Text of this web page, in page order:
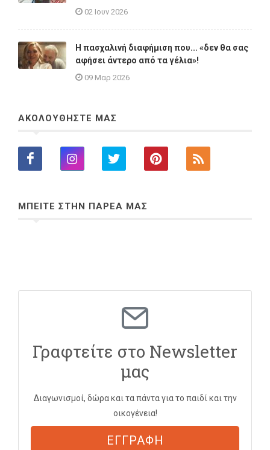
02 Ιουν 2026
Η πασχαλινή διαφήμιση που... «δεν θα σας
αφήσει άντερο από τα γέλια»!
09 Μαρ 2026
ΑΚΟΛΟΥΘΗΣΤΕ ΜΑΣ
ΜΠΕΙΤΕ ΣΤΗΝ ΠΑΡΕΑ ΜΑΣ
Γραφτείτε στο Newsletter
μας
Διαγωνισμοί, δώρα και τα πάντα για το παιδί και την
οικογένεια!
ΕΓΓΡΑΦΗ